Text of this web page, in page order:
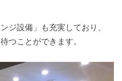
ジ設備」も充実しており、
つことができます。